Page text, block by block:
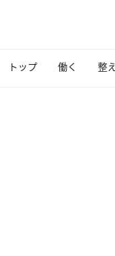
トップ 働く 整